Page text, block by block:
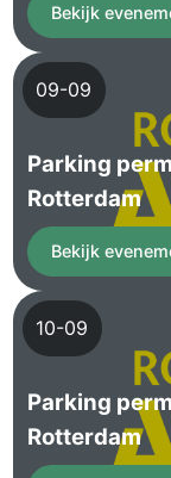
Bekijk
09-09
Parking
Rotterdam
Bekijk
10-09
Parking
Rotterdam